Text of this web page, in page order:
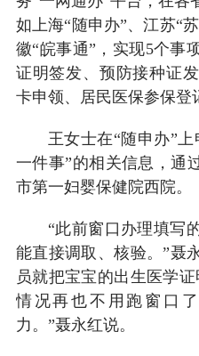
如上海“随申办”、江苏“
徽“皖事通”，实现5个事
证明签发、预防接种证
卡申领、居民医保参保登
王女士在“随申办”
一件事”的相关信息，通
市第一妇婴保健院西院。
“此前窗口办理填写
能直接调取、核验。”聂
员就把宝宝的出生医学
情况再也不用跑窗口
力。”聂永红说。